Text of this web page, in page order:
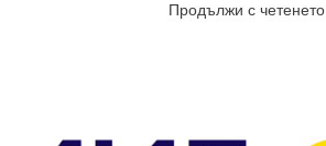
Продължи с четенето